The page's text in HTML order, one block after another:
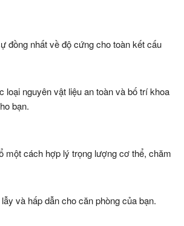
đồng nhất về độ cứng cho toàn kết cấu
nguyên vật liệu an toàn và bố trí khoa
bạn.
một cách hợp lý trọng lượng cơ thể, chăm
và hấp dẫn cho căn phòng của bạn.